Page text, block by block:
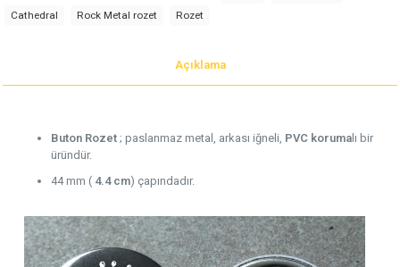
Cathedral
Rock Metal rozet Rozet
Açıklama
Buton Rozet ; paslanmaz metal, arkası iğneli, PVC korumalı bir
üründür.
44 mm ( 4.4 cm) çapındadır.